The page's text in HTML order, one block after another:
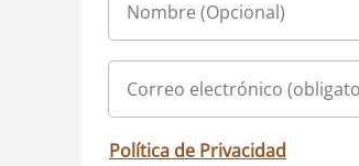
Política de Privacidad